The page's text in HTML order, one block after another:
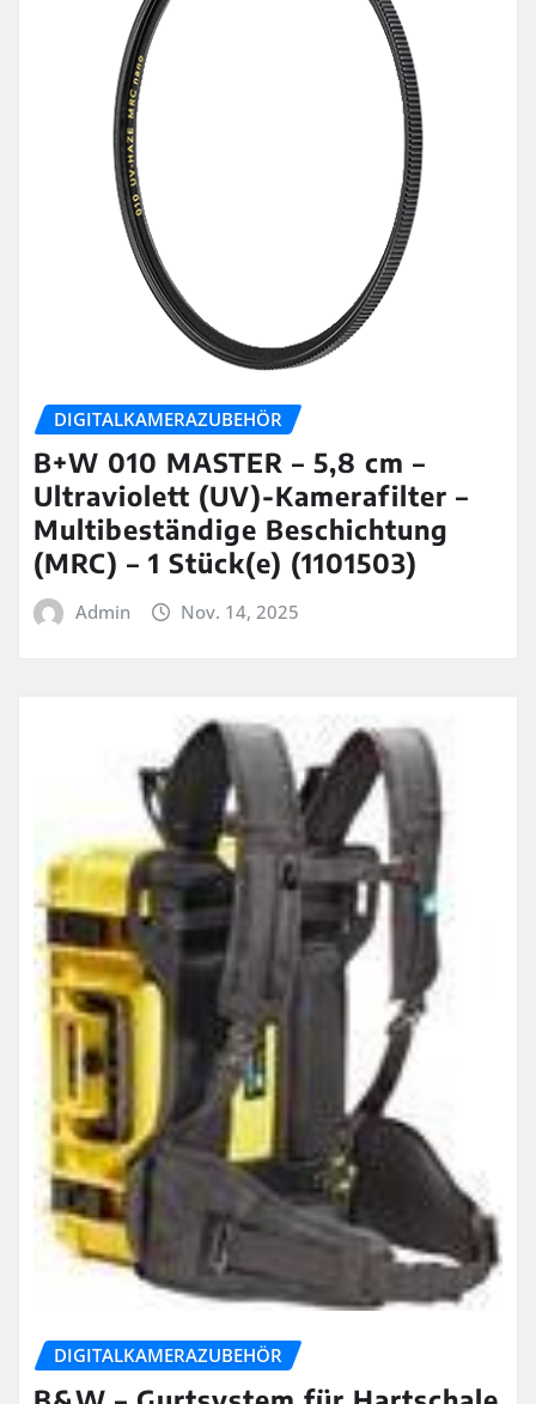
DIGITALKAMERAZUBEHÖR
B+W 010 MASTER – 5,8 cm –
Ultraviolett (UV)-Kamerafilter –
Multibeständige Beschichtung
(MRC) – 1 Stück(e) (1101503)
Admin Nov. 14, 2025
DIGITALKAMERAZUBEHÖR